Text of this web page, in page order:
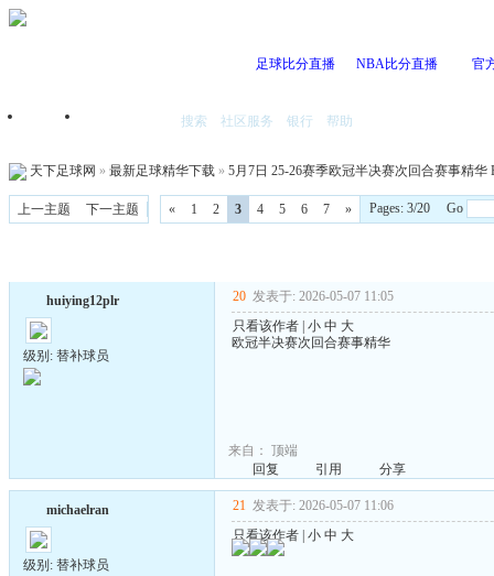
足球比分直播 NBA比分直播 官
首页 搜索 社区服务 银行 帮助
天下足球网 » 最新足球精华下载 » 5月7日 25-26赛季欧冠半决赛次回合赛事精
上一主题 下一主题 « 1 2 3 4 5 6 7 » Pages: 3/20 Go
huiying12plr
级别: 替补球员
20 发表于: 2026-05-07 11:05
只看该作者 小 中 大
欧冠半决赛次回合赛事精华
来自： 顶端
回复
引用 分享
michaelran
级别: 替补球员
21 发表于: 2026-05-07 11:06
只看该作者 小 中 大